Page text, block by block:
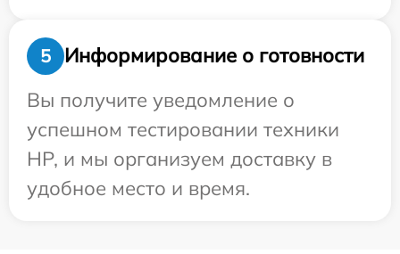
5
Информирование о готовности
Вы получите уведомление о
успешном тестировании техники
HP, и мы организуем доставку в
удобное место и время.